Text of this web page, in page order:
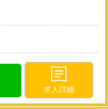
求人詳細